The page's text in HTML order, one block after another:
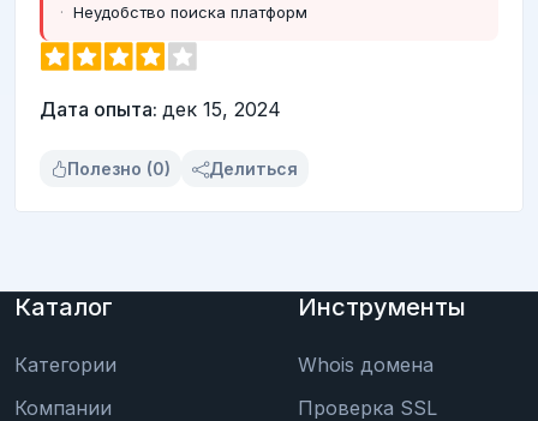
Неудобство поиска платформ
Дата опыта: дек 15, 2024
Полезно (0) Делиться
Каталог
Категории
Компании
Инструменты
Whois домена
Проверка SSL